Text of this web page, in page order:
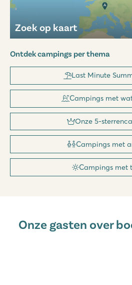
Zoek op kaart
Ontdek campings per thema
Last Minute
Campings met
Onze 5-
Campings met
Campings met
Onze gasten over